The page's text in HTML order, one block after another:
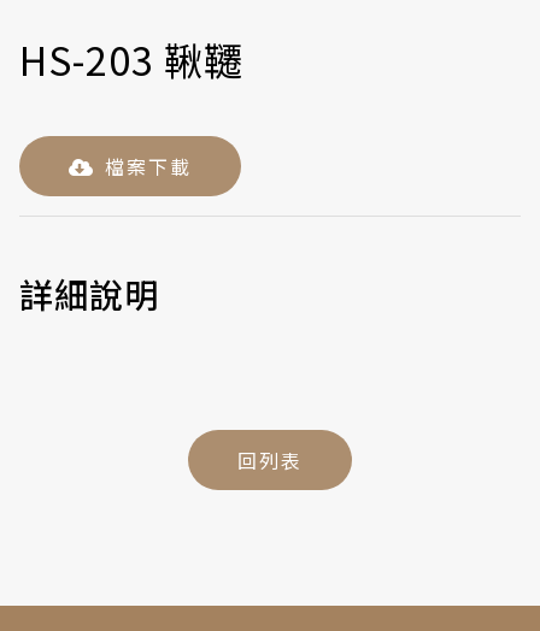
HS-203 鞦韆
檔案下載
詳細說明
回列表